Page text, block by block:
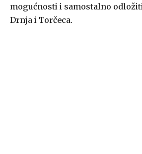
mogućnosti i samostalno
Drnja i Torčeca.